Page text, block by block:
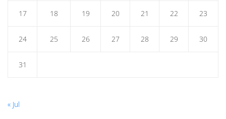
17 18 19 20 21 22 23
24 25 26 27 28 29 30
31
« Jul